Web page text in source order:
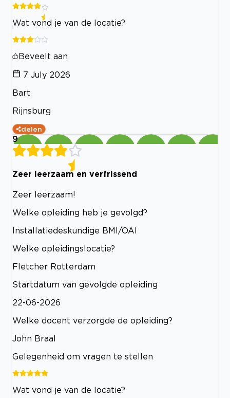
Wat vond je van de locatie?
Beveelt aan
7 July 2026
Bart
Rijnsburg
delen
9
Zeer leerzaam en verfrissend
Zeer leerzaam!
Welke opleiding heb je gevolgd?
Installatiedeskundige BMI/OAI
Welke opleidingslocatie?
Fletcher Rotterdam
Startdatum van gevolgde opleiding
22-06-2026
Welke docent verzorgde de opleiding?
John Braal
Gelegenheid om vragen te stellen
Wat vond je van de locatie?